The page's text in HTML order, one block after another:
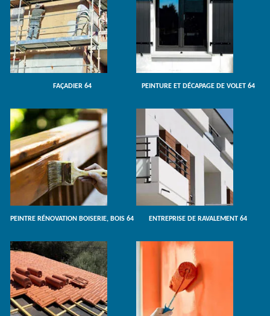
FAÇADIER 64 PEINTURE ET DÉCAPAGE DE VOLET 64
PEINTRE RÉNOVATION BOISERIE, BOIS 64 ENTREPRISE DE RAVALEMENT 64